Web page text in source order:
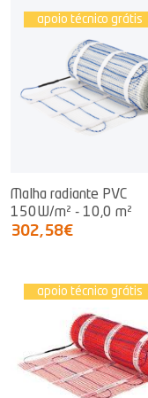
apoio técnico grátis
Malha radiante PVC
150W/m² - 10,0 m²
302,58€
apoio técnico grátis